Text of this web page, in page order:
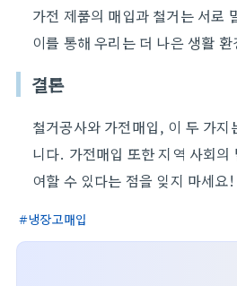
가전 제품의 매입과 철거는 서로
이를 통해 우리는 더 나은 생활
결론
철거공사와 가전매입, 이 두 가지
니다. 가전매입 또한 지역 사회의
여할 수 있다는 점을 잊지 마세요!
냉장고매입